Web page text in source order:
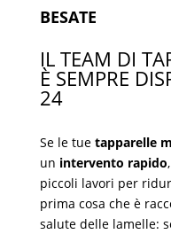
BESATE
IL TEAM DI
È SEMPRE
24
Se le tue tapparelle
un intervento rapido
piccoli lavori per
prima cosa che è
salute delle lamelle: